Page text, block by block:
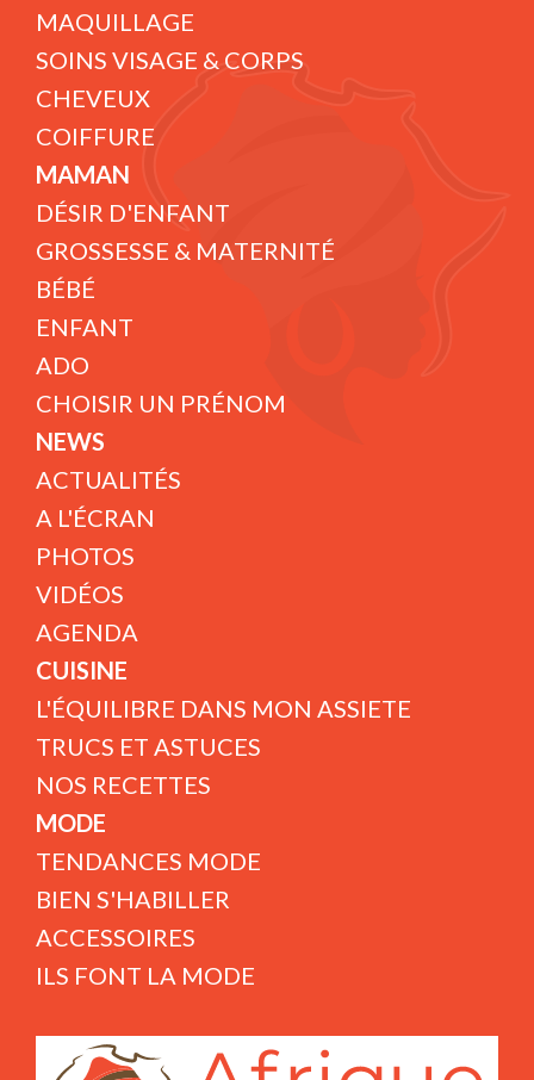
MAQUILLAGE
SOINS VISAGE & CORPS
CHEVEUX
COIFFURE
MAMAN
DÉSIR D'ENFANT
GROSSESSE & MATERNITÉ
BÉBÉ
ENFANT
ADO
CHOISIR UN PRÉNOM
NEWS
ACTUALITÉS
A L'ÉCRAN
PHOTOS
VIDÉOS
AGENDA
CUISINE
L'ÉQUILIBRE DANS MON ASSIETE
TRUCS ET ASTUCES
NOS RECETTES
MODE
TENDANCES MODE
BIEN S'HABILLER
ACCESSOIRES
ILS FONT LA MODE